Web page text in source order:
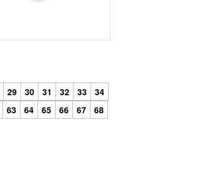
29 30 31 32 33
34
63 64 65 66 67 68